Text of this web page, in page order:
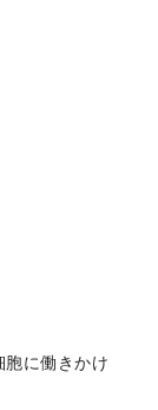
に働きかけ